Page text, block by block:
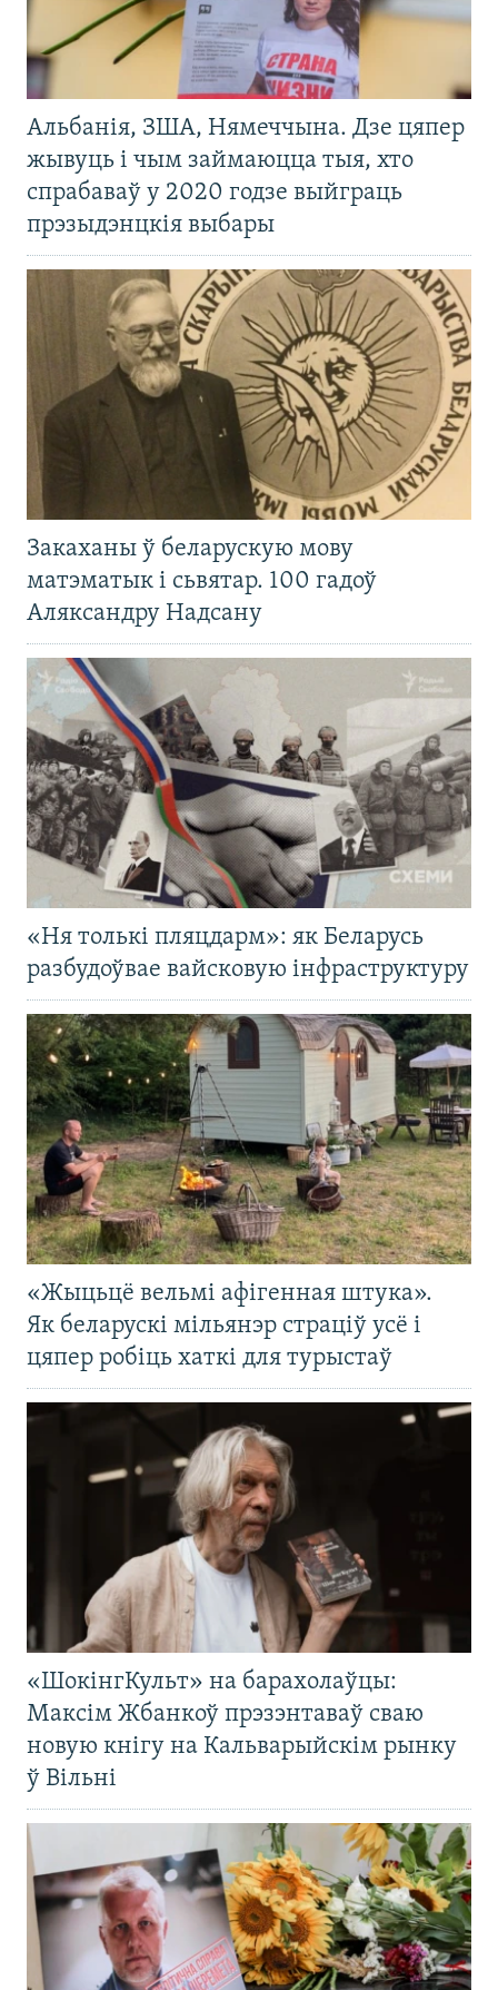
Альбанія, ЗША, Нямеччына. Дзе цяпер
жывуць і чым займаюцца тыя, хто
спрабаваў у 2020 годзе выйграць
прэзыдэнцкія выбары
Закаханы ў беларускую мову
матэматык і сьвятар. 100 гадоў
Аляксандру Надсану
«Ня толькі пляцдарм»: як Беларусь
разбудоўвае вайсковую інфраструктуру
«Жыцьцё вельмі афігенная штука».
Як беларускі мільянэр страціў усё і
цяпер робіць хаткі для турыстаў
«ШокінгКульт» на барахолаўцы:
Максім Жбанкоў прэзэнтаваў сваю
новую кнігу на Кальварыйскім рынку
ў Вільні